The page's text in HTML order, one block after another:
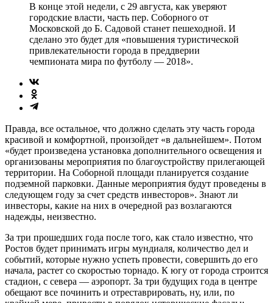
В конце этой недели, с 29 августа, как уверяют
городские власти, часть пер. Соборного от
Московской до Б. Садовой станет пешеходной. И
сделано это будет для «повышения туристической
привлекательности города в преддверии
чемпионата мира по футболу — 2018».
Правда, все остальное, что должно сделать эту часть города
красивой и комфортной, произойдет «в дальнейшем». Потом
«будет произведена установка дополнительного освещения и
организованы мероприятия по благоустройству прилегающей
территории. На Соборной площади планируется создание
подземной парковки. Данные мероприятия будут проведены в
следующем году за счет средств инвесторов». Знают ли
инвесторы, какие на них в очередной раз возлагаются
надежды, неизвестно.
За три прошедших года после того, как стало известно, что
Ростов будет принимать игры мундиаля, количество дел и
событий, которые нужно успеть провести, совершить до его
начала, растет со скоростью торнадо. К югу от города строится
стадион, с севера — аэропорт. За три будущих года в центре
обещают все починить и отреставрировать, ну, или, по